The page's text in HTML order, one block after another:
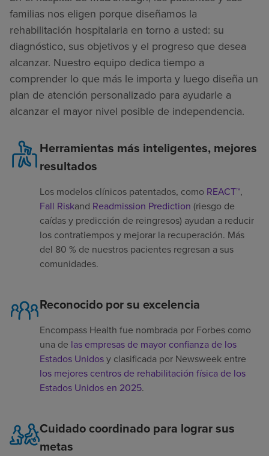
familias nos eligen porque diseñamos la
rehabilitación hospitalaria en torno a usted: su
diagnóstico, sus objetivos y el progreso que desea
alcanzar. Nuestro equipo dedica tiempo a
comprender lo que más le importa y luego diseña un
plan de atención personalizado para ayudarle a
alcanzar el mayor nivel posible de independencia.
Herramientas más inteligentes, mejores
resultados
Los modelos clínicos patentados, como REACT™,
Fall Riskand Readmission Prediction (riesgo de
caídas y predicción de reingresos) ayudan a reducir
los contratiempos y mejorar la recuperación. Más
del 80 % de nuestros pacientes regresan a sus
comunidades.
Reconocido por su excelencia
Encompass Health fue nombrada por Forbes como
una de las empresas de mayor confianza de los
Estados Unidosy clasificada por Newsweek entre
los mejores centros de rehabilitación física de los
Estados Unidos en 2025.
Cuidado coordinado para lograr sus
metas